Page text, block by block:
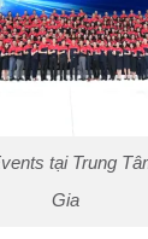
tại Trung
Gia